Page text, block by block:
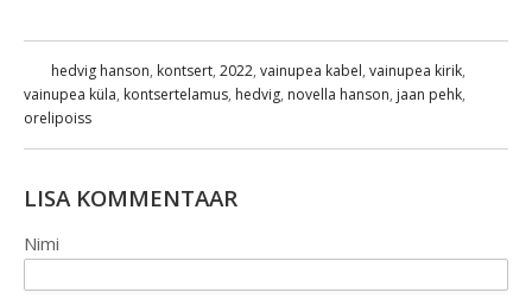
hedvig hanson, kontsert, 2022, vainupea kabel, vainupea kirik,
vainupea küla, kontsertelamus, hedvig, novella hanson, jaan pehk,
orelipoiss
LISA KOMMENTAAR
Nimi